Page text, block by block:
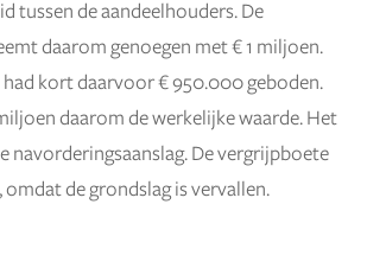
tussen de aandeelhouders. De
daarom genoegen met € 1 miljoen.
had kort daarvoor € 950.000 geboden.
daarom de werkelijke waarde. Het
navorderingsaanslag. De vergrijpboete
de grondslag is vervallen.